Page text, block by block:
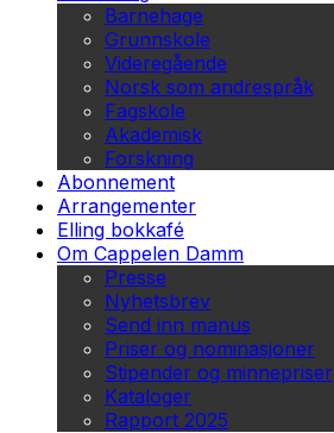
Barnehage
Grunnskole
Videregående
Norsk som andrespråk
Fagskole
Akademisk
Forskning
Abonnement
Arrangementer
Elling bokkafé
Om Cappelen Damm
Presse
Nyhetsbrev
Send inn manus
Priser og nominasjoner
Stipender og minnepriser
Kataloger
Rapport 2025